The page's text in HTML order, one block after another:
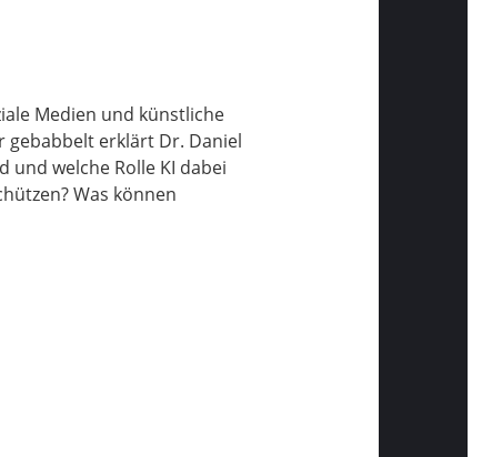
Medien und künstliche
gebabbelt erklärt Dr. Daniel
und welche Rolle KI dabei
Was können